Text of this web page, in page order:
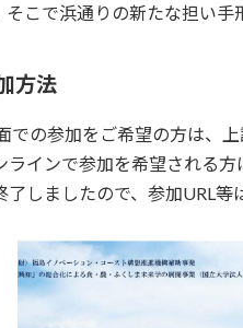
そこで浜通りの新たな担い手
方法
での参加をご希望の方は、
ラインで参加を希望される方
了しましたので、参加URL等